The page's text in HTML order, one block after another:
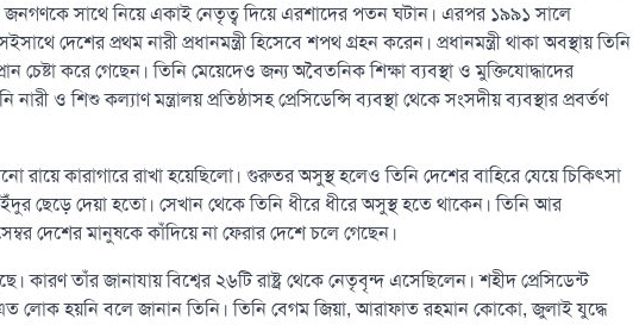
জনগণকে সাথে নিয়ে একাই নেতৃত্ব দিয়ে এরশাদের পতন ঘটান। এরপর ১৯৯১ সালে
দেশের প্রথম নারী প্রধানমন্ত্রী হিসেবে শপথ গ্রহন করেন। প্রধানমন্ত্রী থাকা অবস্থায় তিনি
চেষ্টা করে গেছেন। তিনি মেয়েদেও জন্য অবৈতনিক শিক্ষা ব্যবস্থা ও মুক্তিযোদ্ধাদের
নারী ও শিশু কল্যাণ মন্ত্রালয় প্রতিষ্ঠাসহ প্রেসিডেন্সি ব্যবস্থা থেকে সংসদীয় ব্যবস্থার প্রবর্তণ
রায়ে কারাগারে রাখা হয়েছিলো। গুরুতর অসুস্থ হলেও তিনি দেশের বাহিরে যেয়ে চিকিৎসা
ছেড়ে দেয়া হতো। সেখান থেকে তিনি ধীরে ধীরে অসুস্থ হতে থাকেন। তিনি আর
দেশের মানুষকে কাঁদিয়ে না ফেরার দেশে চলে গেছেন।
তাঁর জানাযায় বিশ্বের ২৬টি রাষ্ট্র থেকে নেতৃবৃন্দ এসেছিলেন। শহীদ প্রেসিডেন্ট
লোক হয়নি বলে জানান তিনি। তিনি বেগম জিয়া, আরাফাত রহমান কোকো, জুলাই যুদ্ধে